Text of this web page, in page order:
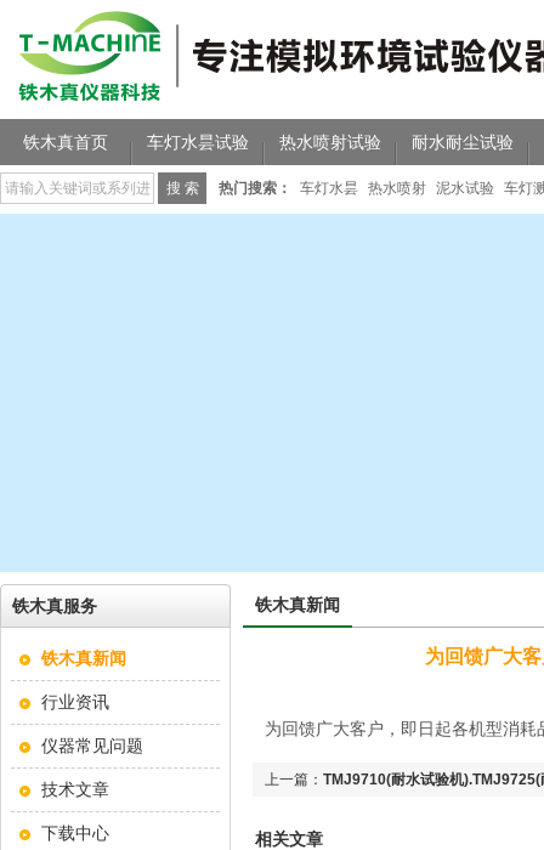
铁木真首页 车灯水昙试验 热水喷射试验 耐水耐尘试验
热门搜索： 车灯水昙 热水喷射 泥水试验 车灯
铁木真服务
铁木真新闻
行业资讯
仪器常见问题
技术文章
下载中心
铁木真新闻
为回馈广大
为回馈广大客户，即日起各机型消
上一篇： TMJ9710(耐水试验机
相关文章